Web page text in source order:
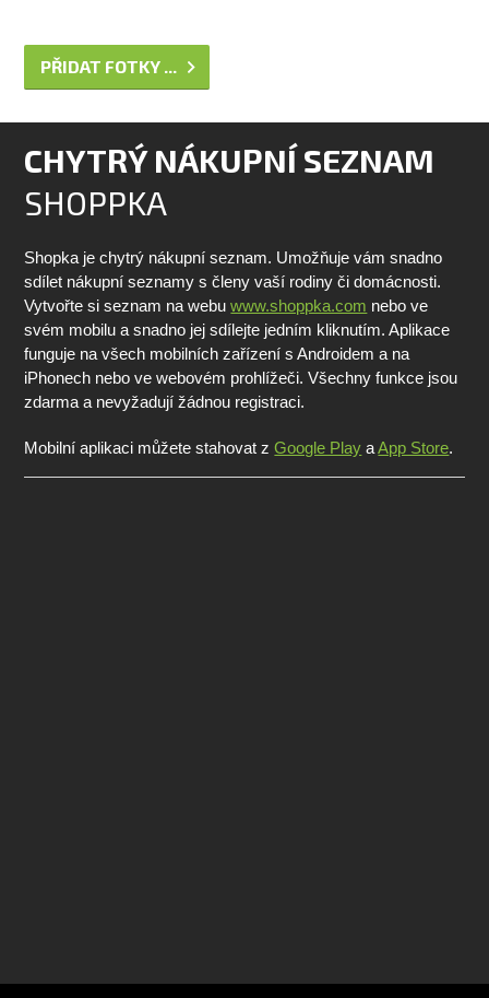
PŘIDAT FOTKY ...
CHYTRÝ NÁKUPNÍ SEZNAM
SHOPPKA
Shopka je chytrý nákupní seznam. Umožňuje vám snadno
sdílet nákupní seznamy s členy vaší rodiny či domácnosti.
Vytvořte si seznam na webuwww.shoppka.com nebo ve
svém mobilu a snadno jej sdílejte jedním kliknutím. Aplikace
funguje na všech mobilních zařízení s Androidem a na
iPhonech nebo ve webovém prohlížeči. Všechny funkce jsou
zdarma a nevyžadují žádnou registraci.
Mobilní aplikaci můžete stahovat zGoogle Play aApp Store.